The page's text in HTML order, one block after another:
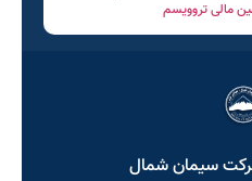
مالی تروویسم
سیمان شمال